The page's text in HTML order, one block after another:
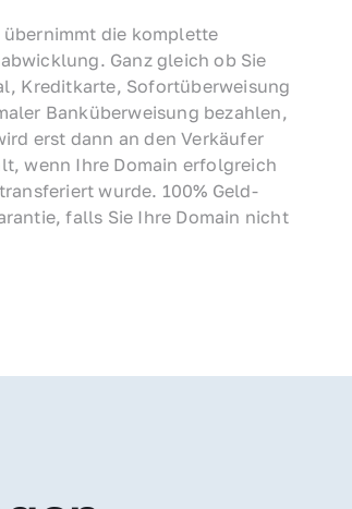
übernimmt die komplette
Ganz gleich ob Sie
Kreditkarte, Sofortüberweisung
Banküberweisung bezahlen,
erst dann an den Verkäufer
wenn Ihre Domain erfolgreich
wurde. 100% Geld-
falls Sie Ihre Domain nicht